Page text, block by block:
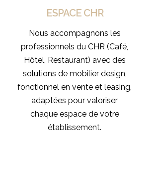
ESPACE CHR
Nous accompagnons les
professionnels du CHR (Café,
Hôtel, Restaurant) avec des
solutions de mobilier design,
fonctionnel en vente et leasing,
adaptées pour valoriser
chaque espace de votre
établissement.